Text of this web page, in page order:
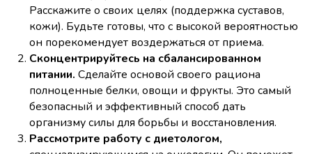
Расскажите о своих целях (поддержка суставов,
кожи). Будьте готовы, что с высокой вероятностью
он порекомендует воздержаться от приема.
Сконцентрируйтесь на сбалансированном
питании. Сделайте основой своего рациона
полноценные белки, овощи и фрукты. Это самый
безопасный и эффективный способ дать
организму силы для борьбы и восстановления.
Рассмотрите работу с диетологом,